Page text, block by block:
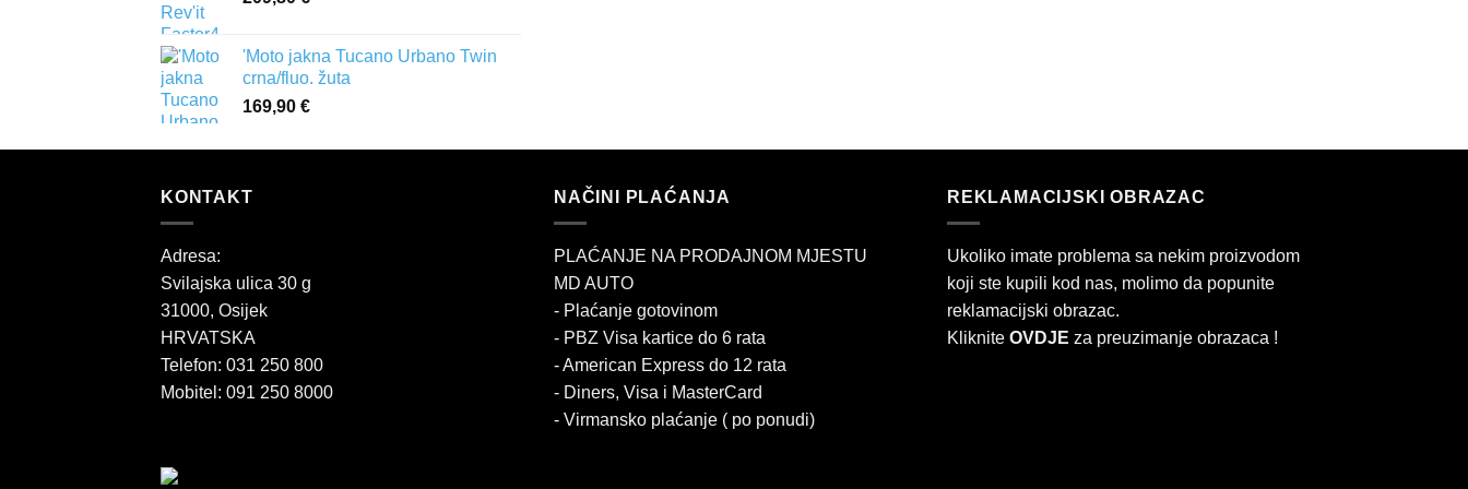
'Moto jakna Tucano Urbano Twin
crna/fluo. žuta
169,90 €
KONTAKT
Adresa:
Svilajska ulica 30 g
31000, Osijek
HRVATSKA
Telefon: 031 250 800
Mobitel: 091 250 8000
NAČINI PLAĆANJA
PLAĆANJE NA PRODAJNOM MJESTU
MD AUTO
- Plaćanje gotovinom
- PBZ Visa kartice do 6 rata
- American Express do 12 rata
- Diners, Visa i MasterCard
- Virmansko plaćanje ( po ponudi)
REKLAMACIJSKI OBRAZAC
Ukoliko imate problema sa nekim proizvodom
koji ste kupili kod nas, molimo da popunite
reklamacijski obrazac.
Kliknite OVDJE za preuzimanje obrazaca !